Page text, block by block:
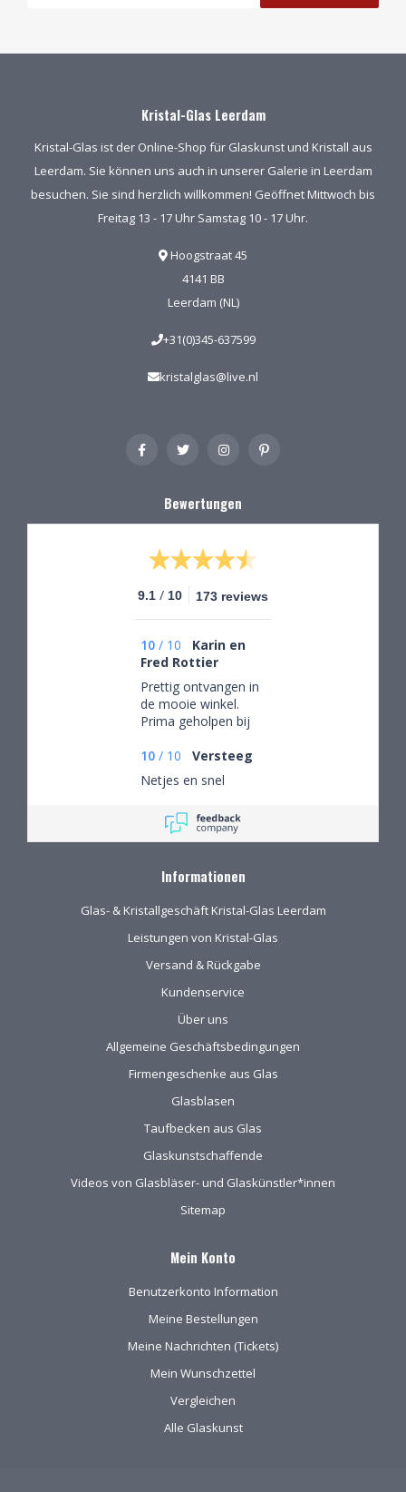
Kristal-Glas Leerdam
Kristal-Glas ist der Online-Shop für Glaskunst und Kristall aus
Leerdam. Sie können uns auch in unserer Galerie in Leerdam
besuchen. Sie sind herzlich willkommen! Geöffnet Mittwoch bis
Freitag 13 - 17 Uhr Samstag 10 - 17 Uhr.
Hoogstraat 45
4141 BB
Leerdam (NL)
+31(0)345-637599
kristalglas@live.nl
Bewertungen
9.1 / 10 173 reviews
10 / 10
Karin en
Fred Rottier
Prettig ontvangen in
de mooie winkel.
Prima geholpen bij
schitterend glaswerk
10 / 10
Versteeg
Netjes en snel
Informationen
Glas- & Kristallgeschäft Kristal-Glas Leerdam
Leistungen von Kristal-Glas
Versand & Rückgabe
Kundenservice
Über uns
Allgemeine Geschäftsbedingungen
Firmengeschenke aus Glas
Glasblasen
Taufbecken aus Glas
Glaskunstschaffende
Videos von Glasbläser- und Glaskünstler*innen
Sitemap
Mein Konto
Benutzerkonto Information
Meine Bestellungen
Meine Nachrichten (Tickets)
Mein Wunschzettel
Vergleichen
Alle Glaskunst